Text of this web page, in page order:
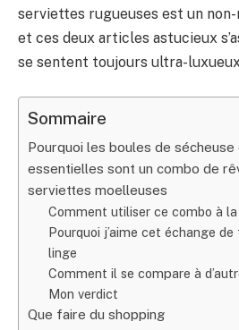
serviettes rugueuses est un
et ces deux articles astucieux
se sentent toujours ultra-
Sommaire
Pourquoi les boules de sécheuse
essentielles sont un combo de
serviettes moelleuses
Comment utiliser ce combo à la
Pourquoi j’aime cet échange
linge
Comment il se compare à
Mon verdict
Que faire du shopping